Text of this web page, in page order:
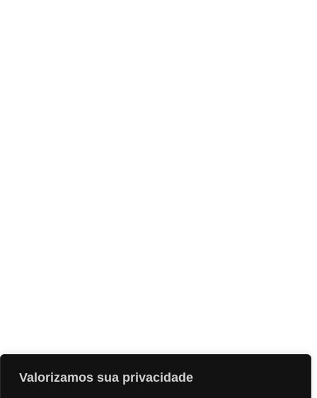
Valorizamos sua privacidade